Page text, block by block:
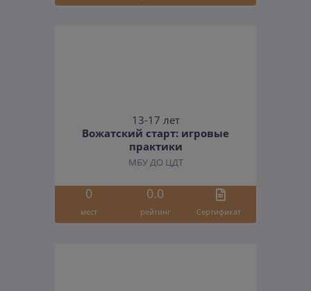
13-17 лет
Вожатский старт: игровые
практики
МБУ ДО ЦДТ
0 0.0
мест рейтинг Cертификат